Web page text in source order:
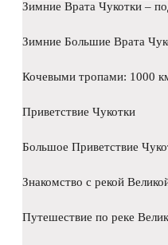
Зимние Врата Чукотки –
Зимние Большие Врата
Кочевыми тропами: 1000
Приветствие Чукотки
Большое Приветствие
Знакомство с рекой
Путешествие по реке